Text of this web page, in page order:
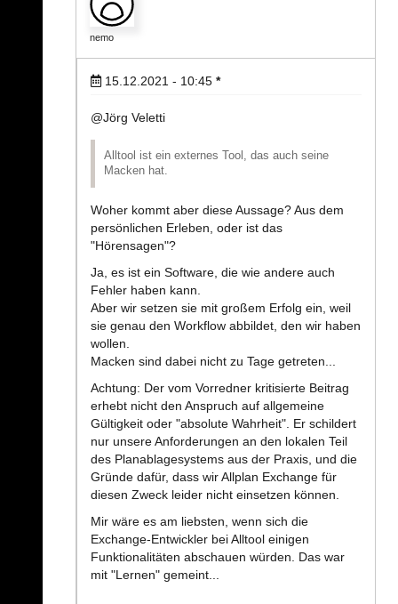
nemo
15.12.2021 - 10:45 *
@Jörg Veletti
Alltool ist ein externes Tool, das auch seine
Macken hat.
Woher kommt aber diese Aussage? Aus dem
persönlichen Erleben, oder ist das
"Hörensagen"?
Ja, es ist ein Software, die wie andere auch
Fehler haben kann.
Aber wir setzen sie mit großem Erfolg ein, weil
sie genau den Workflow abbildet, den wir haben
wollen.
Macken sind dabei nicht zu Tage getreten...
Achtung: Der vom Vorredner kritisierte Beitrag
erhebt nicht den Anspruch auf allgemeine
Gültigkeit oder "absolute Wahrheit". Er schildert
nur unsere Anforderungen an den lokalen Teil
des Planablagesystems aus der Praxis, und die
Gründe dafür, dass wir Allplan Exchange für
diesen Zweck leider nicht einsetzen können.
Mir wäre es am liebsten, wenn sich die
Exchange-Entwickler bei Alltool einigen
Funktionalitäten abschauen würden. Das war
mit "Lernen" gemeint...